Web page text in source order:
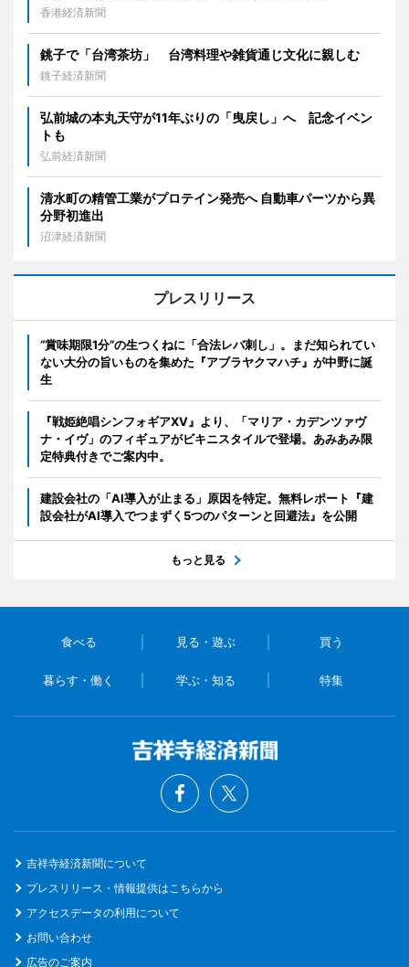
香港経済新聞
銚子で「台湾茶坊」 台湾料理や雑貨通じ文化に親しむ
銚子経済新聞
弘前城の本丸天守が11年ぶりの「曳戻し」へ 記念イベン
トも
弘前経済新聞
清水町の精管工業がプロテイン発売へ 自動車パーツから異
分野初進出
沼津経済新聞
プレスリリース
“賞味期限1分”の生つくねに「合法レバ刺し」。まだ知られてい
ない大分の旨いものを集めた『アブラヤクマハチ』が中野に誕
生
『戦姫絶唱シンフォギアXV』より、「マリア・カデンツァヴ
ナ・イヴ」のフィギュアがビキニスタイルで登場。あみあみ限
定特典付きでご案内中。
建設会社の「AI導入が止まる」原因を特定。無料レポート『建
設会社がAI導入でつまずく5つのパターンと回避法』を公開
もっと見る
食べる 見る・遊ぶ 買う
暮らす・働く 学ぶ・知る 特集
吉祥寺経済新聞について
プレスリリース・情報提供はこちらから
アクセスデータの利用について
お問い合わせ
広告のご案内